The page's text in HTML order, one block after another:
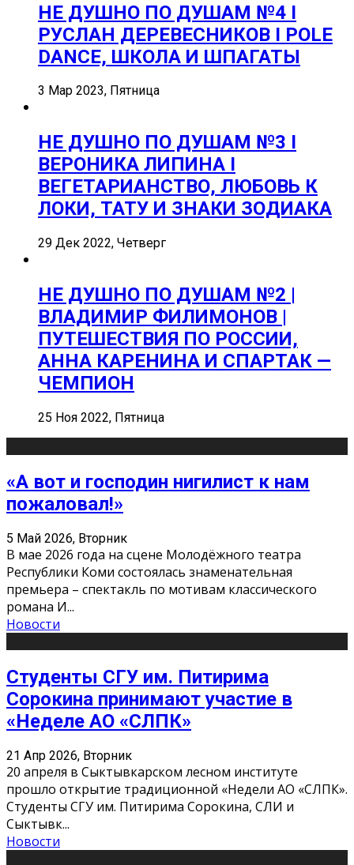
НЕ ДУШНО ПО ДУШАМ №4 I
РУСЛАН ДЕРЕВЕСНИКОВ I POLE
DANCE, ШКОЛА И ШПАГАТЫ
3 Мар 2023, Пятница
НЕ ДУШНО ПО ДУШАМ №3 I
ВЕРОНИКА ЛИПИНА I
ВЕГЕТАРИАНСТВО, ЛЮБОВЬ К
ЛОКИ, ТАТУ И ЗНАКИ ЗОДИАКА
29 Дек 2022, Четверг
НЕ ДУШНО ПО ДУШАМ №2 |
ВЛАДИМИР ФИЛИМОНОВ |
ПУТЕШЕСТВИЯ ПО РОССИИ,
АННА КАРЕНИНА И СПАРТАК —
ЧЕМПИОН
25 Ноя 2022, Пятница
«А вот и господин нигилист к нам
пожаловал!»
5 Май 2026, Вторник
В мае 2026 года на сцене Молодёжного театра
Республики Коми состоялась знаменательная
премьера – спектакль по мотивам классического
романа И...
Новости
Студенты СГУ им. Питирима
Сорокина принимают участие в
«Неделе АО «СЛПК»
21 Апр 2026, Вторник
20 апреля в Сыктывкарском лесном институте
прошло открытие традиционной «Недели АО «СЛПК».
Студенты СГУ им. Питирима Сорокина, СЛИ и
Сыктывк...
Новости